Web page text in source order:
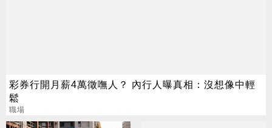
彩券行開月薪4萬徵嘸人？ 內行人曝真相：沒想像中輕
鬆
職場